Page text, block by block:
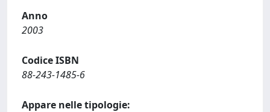
Anno
2003
Codice ISBN
88-243-1485-6
Appare nelle tipologie: